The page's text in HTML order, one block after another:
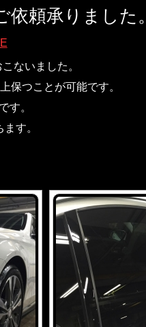
頼承りました。
ないました。
保つことが可能です。
す。
す。